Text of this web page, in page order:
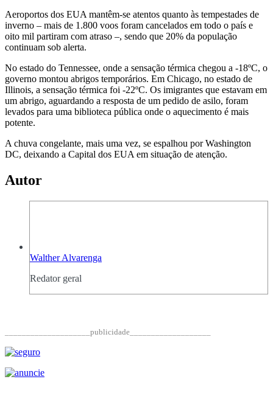
Aeroportos dos EUA mantêm-se atentos quanto às tempestades de
inverno – mais de 1.800 voos foram cancelados em todo o país e
oito mil partiram com atraso –, sendo que 20% da população
continuam sob alerta.
No estado do Tennessee, onde a sensação térmica chegou a -18ºC, o
governo montou abrigos temporários. Em Chicago, no estado de
Illinois, a sensação térmica foi -22ºC. Os imigrantes que estavam em
um abrigo, aguardando a resposta de um pedido de asilo, foram
levados para uma biblioteca pública onde o aquecimento é mais
potente.
A chuva congelante, mais uma vez, se espalhou por Washington
DC, deixando a Capital dos EUA em situação de atenção.
Autor
Walther Alvarenga
Redator geral
____________________publicidade___________________